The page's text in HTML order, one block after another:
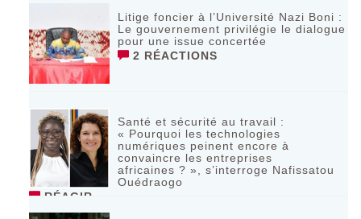
Litige foncier à l’Université Nazi Boni :
Le gouvernement privilégie le dialogue
pour une issue concertée
2 RÉACTIONS
Santé et sécurité au travail :
« Pourquoi les technologies
numériques peinent encore à
convaincre les entreprises
africaines ? », s’interroge Nafissatou
Ouédraogo
RÉAGIR